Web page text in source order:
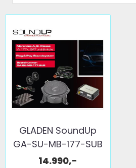
GLADEN SoundUp
GA-SU-MB-177-SUB
MB GLA, ...
14.990,-